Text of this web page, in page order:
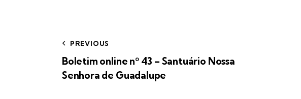
PREVIOUS
Boletim online nº 43 – Santuário Nossa
Senhora de Guadalupe